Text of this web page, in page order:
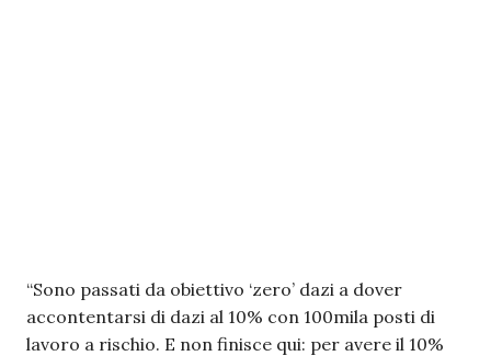
“Sono passati da obiettivo ‘zero’ dazi a dover
accontentarsi di dazi al 10% con 100mila posti di
lavoro a rischio. E non finisce qui: per avere il 10%